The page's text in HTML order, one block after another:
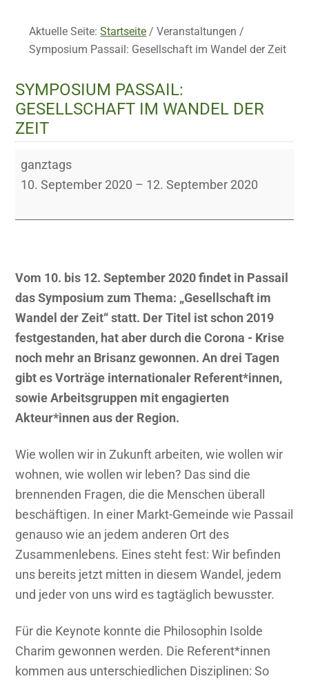
Aktuelle Seite:Startseite / Veranstaltungen/
Symposium Passail: Gesellschaft im Wandel der Zeit
SYMPOSIUM PASSAIL:
GESELLSCHAFT IM WANDEL DER
ZEIT
Symposium
Passail:
im
Zeit
ganztags
10. September 2020 – 12. September 2020
Vom 10. bis 12. September 2020 findet in Passail
das Symposium zum Thema: „Gesellschaft im
Wandel der Zeit“ statt. Der Titel ist schon 2019
festgestanden, hat aber durch die Corona - Krise
noch mehr an Brisanz gewonnen. An drei Tagen
gibt es Vorträge internationaler Referent*innen,
sowie Arbeitsgruppen mit engagierten
Akteur*innen aus der Region.
Wie wollen wir in Zukunft arbeiten, wie wollen wir
wohnen, wie wollen wir leben? Das sind die
brennenden Fragen, die die Menschen überall
beschäftigen. In einer Markt-Gemeinde wie Passail
genauso wie an jedem anderen Ort des
Zusammenlebens. Eines steht fest: Wir befinden
uns bereits jetzt mitten in diesem Wandel, jedem
und jeder von uns wird es tagtäglich bewusster.
Für die Keynote konnte die Philosophin Isolde
Charim gewonnen werden. Die Referent*innen
kommen aus unterschiedlichen Disziplinen: So